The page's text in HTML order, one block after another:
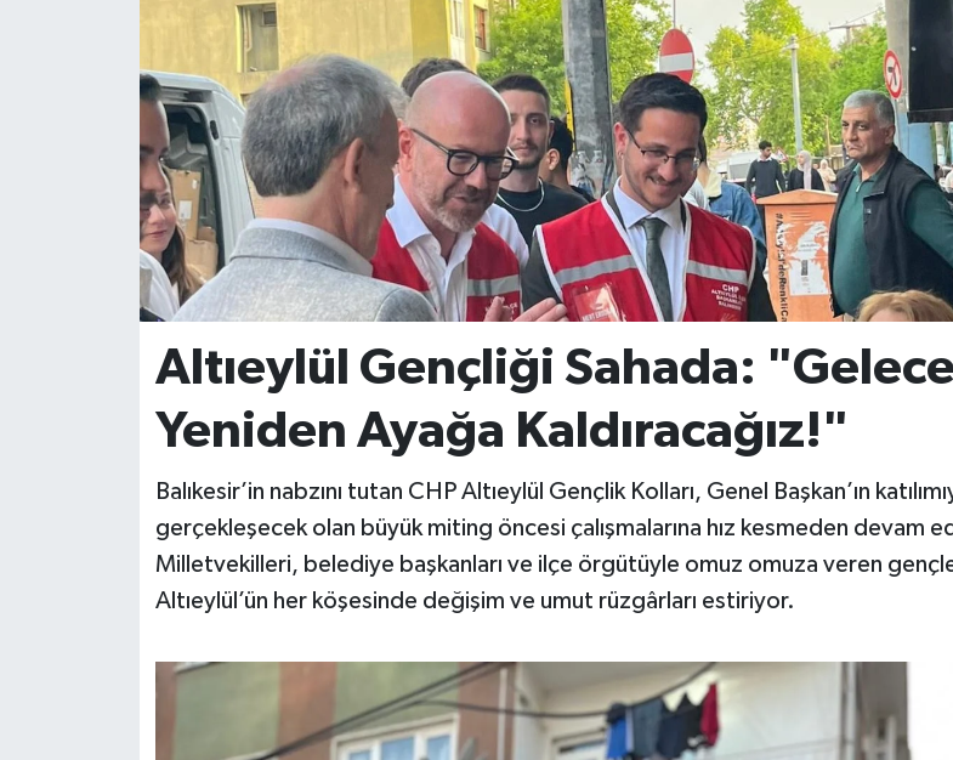
Altıeylül Gençliği Sahada:
Yeniden Ayağa Kaldıracağız!"
Balıkesir’in nabzını tutan CHP Altıeylül Gençlik Kolları, Genel Başkan’ın
gerçekleşecek olan büyük miting öncesi çalışmalarına hız kesmeden devam
Milletvekilleri, belediye başkanları ve ilçe örgütüyle omuz omuza veren
Altıeylül’ün her köşesinde değişim ve umut rüzgârları estiriyor.
MAGAZİN